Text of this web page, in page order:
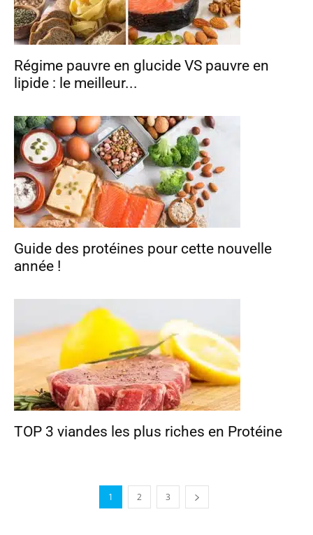
Régime pauvre en glucide VS pauvre en
lipide : le meilleur...
Guide des protéines pour cette nouvelle
année !
TOP 3 viandes les plus riches en Protéine
1 2 3